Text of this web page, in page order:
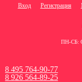
Вход Регистрация
ПН-СБ:
8 495 764-90-77
8 926 564-89-25